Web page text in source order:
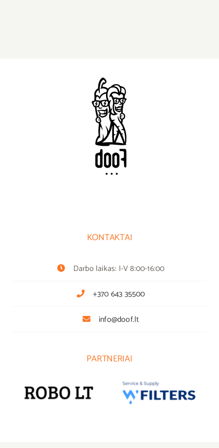
KONTAKTAI
Darbo laikas: I-V 8:00-16:00
+370 643 35500
info@doof.lt
PARTNERIAI